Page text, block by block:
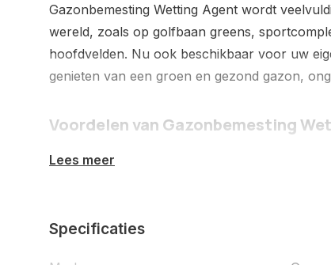
Gazonbemesting Wetting Agent wordt
wereld, zoals op golfbaan greens,
hoofdvelden. Nu ook beschikbaar voor uw
genieten van een groen en gezond gazon,
Voordelen van Gazonbemesting
Snel herstel:
30 dagen.
Lees meer
Specificaties